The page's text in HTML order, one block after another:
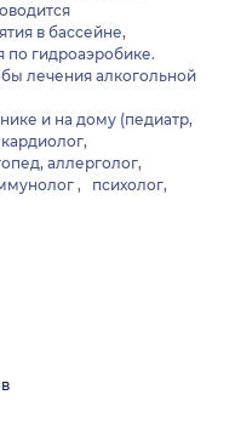
в бассейне,
по гидроаэробике.
лечения алкогольной
и на дому (педиатр,
аллерголог,
, психолог,